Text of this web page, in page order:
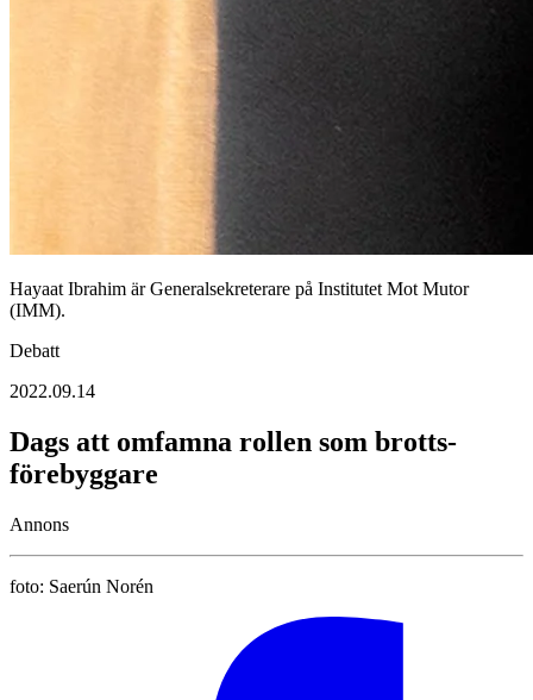
Hayaat Ibrahim är Generalsekreterare på Institutet Mot Mutor
(IMM).
Debatt
2022.09.14
Dags att omfamna rollen som brotts­
förebyggare
Annons
foto: Saerún Norén